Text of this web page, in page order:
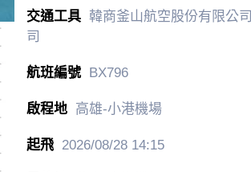
韓商釜山航空股份有限公
司
BX796
高雄-小港機場
2026/08/2814:15